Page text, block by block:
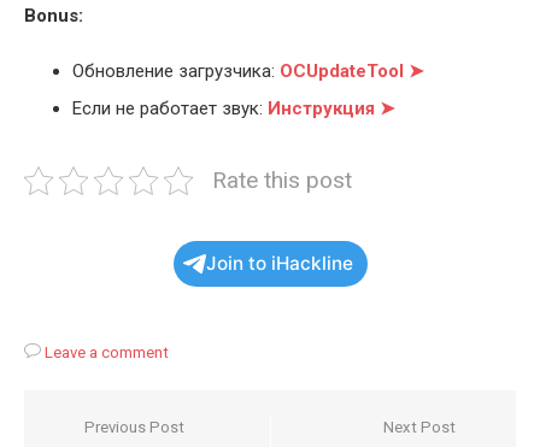
Bonus:
Обновление загрузчика: OCUpdateTool ➤
Если не работает звук: Инструкция ➤
Rate this post
Join to iHackline
Leave a comment
Навигация
Previous Post Next Post